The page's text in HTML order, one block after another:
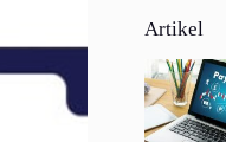
Artikel